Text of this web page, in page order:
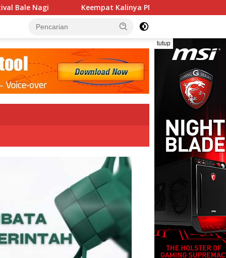
Kalinya PN Lembata Kabulkan Eksepsi, Kado Songsong
tutup